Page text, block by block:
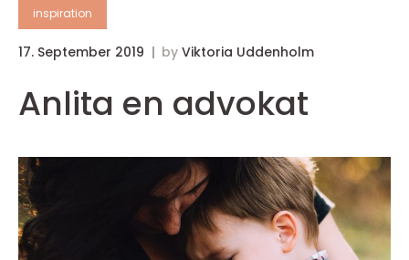
inspiration
17. September 2019 by Viktoria Uddenholm
Anlita en advokat